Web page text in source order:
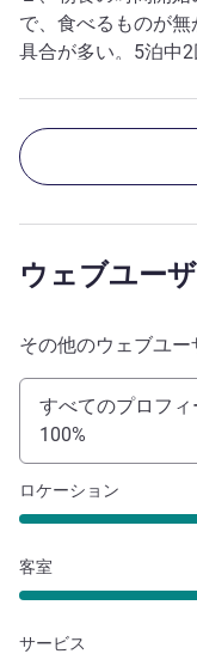
で、食べるものが
具合が多い。5泊中
ーマンエラーで、
いると思われる。
もあまり好ましく
じた。
ウェブユー
その他のウェブユー
すべてのプロフィ
100%
ロケーション
客室
サービス